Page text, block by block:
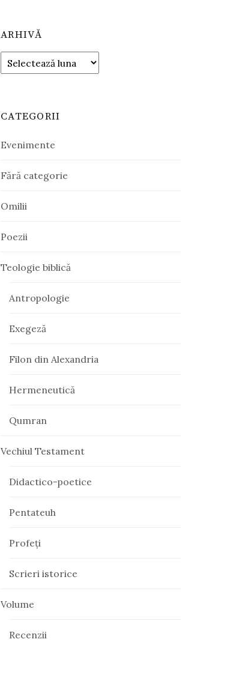
ARHIVĂ
Arhivă
CATEGORII
Evenimente
Fără categorie
Omilii
Poezii
Teologie biblică
Antropologie
Exegeză
Filon din Alexandria
Hermeneutică
Qumran
Vechiul Testament
Didactico-poetice
Pentateuh
Profeți
Scrieri istorice
Volume
Recenzii